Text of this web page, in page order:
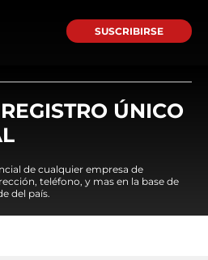
SUSCRIBIRSE
ÚNICO
de cualquier empresa de
teléfono, y mas en la base de
del país.